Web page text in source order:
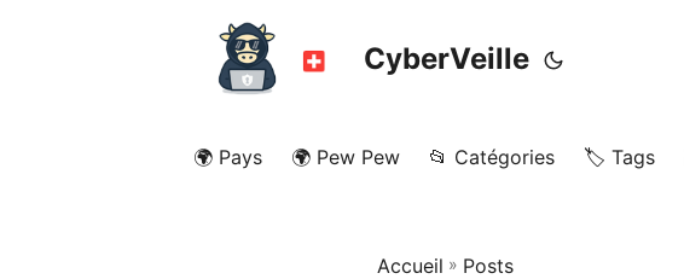
CyberVeille
🌍 Pays 🌍 Pew Pew 📂 Catégories 🏷️ Tags
Accueil » Posts